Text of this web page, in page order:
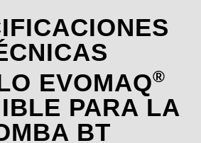
EVOMAQ®
PARA LA
BT